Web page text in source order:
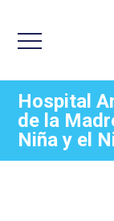
Hospital
de la
Niña y el